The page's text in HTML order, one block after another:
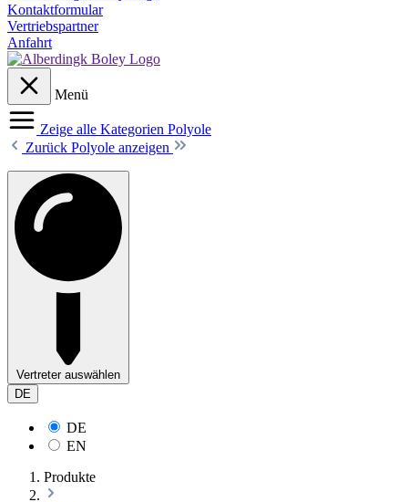
Kontaktformular
Vertriebspartner
Anfahrt
Menü
Zeige alle Kategorien Polyole
Zurück Polyole anzeigen
Vertreter auswählen
DE
DE
EN
Produkte